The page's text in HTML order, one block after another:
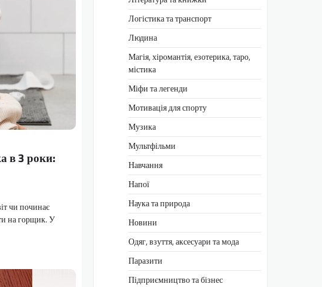
в 3 роки:
чи починає
на горщик. У
Логістика та транспорт
Людина
Магія, хіромантія, езотерика, таро,
містика
Міфи та легенди
Мотивація для спорту
Музика
Мультфільми
Навчання
Напої
Наука та природа
Новини
Одяг, взуття, аксесуари та мода
Паразити
Підприємництво та бізнес